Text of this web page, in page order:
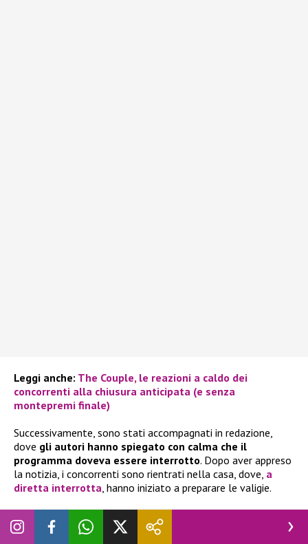
Leggi anche: The Couple, le reazioni a caldo dei
concorrenti alla chiusura anticipata (e senza
montepremi finale)
Successivamente, sono stati accompagnati in redazione,
dove gli autori hanno spiegato con calma che il
programma doveva essere interrotto. Dopo aver appreso
la notizia, i concorrenti sono rientrati nella casa, dove, a
diretta interrotta, hanno iniziato a preparare le valigie.